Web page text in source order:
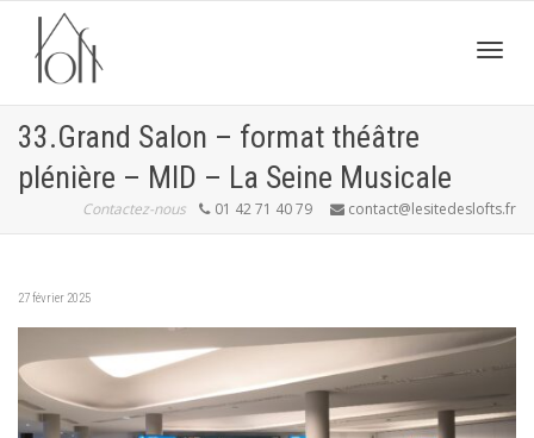
33.Grand Salon – format théâtre
plénière – MID – La Seine Musicale
Contactez-nous 01 42 71 40 79 contact@lesitedeslofts.fr
27 février 2025